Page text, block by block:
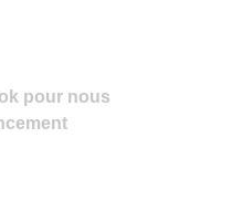
pour nous